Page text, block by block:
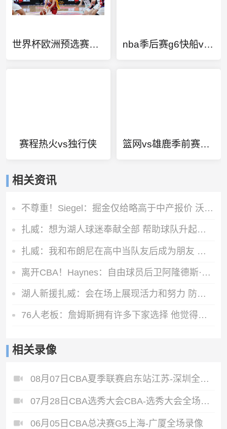
世界杯欧洲预选赛规则 nba季后赛g6快船vs独行侠第四节
赛程热火vs独行侠 篮网vs雄鹿季前赛回放
相关资讯
不尊重！Siegel：掘金仅给略高于中产报价 沃特森已一脚迈出大门
扎威：想为湖人球迷奉献全部 帮助球队升起第18面冠军旗帜
扎威：我和布朗尼在高中当队友后成为朋友 很兴奋能再次并肩作战
离开CBA！Haynes：自由球员后卫阿隆德斯·威廉姆斯签约奇才
湖人新援扎威：会在场上展现活力和努力 防守对方最好的球员
76人老板：詹姆斯拥有许多下家选择 他觉得我们有能力夺冠
相关录像
08月07日CBA夏季联赛启东站江苏-深圳全场录像
07月28日CBA选秀大会CBA-选秀大会全场录像
06月05日CBA总决赛G5上海-广厦全场录像